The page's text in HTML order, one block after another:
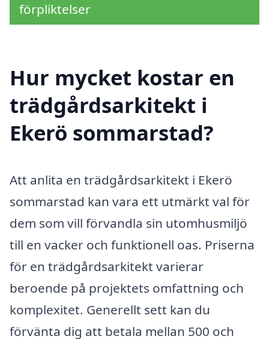
förpliktelser
Hur mycket kostar en
trädgårdsarkitekt i
Ekerö sommarstad?
Att anlita en trädgårdsarkitekt i Ekerö
sommarstad kan vara ett utmärkt val för
dem som vill förvandla sin utomhusmiljö
till en vacker och funktionell oas. Priserna
för en trädgårdsarkitekt varierar
beroende på projektets omfattning och
komplexitet. Generellt sett kan du
förvänta dig att betala mellan 500 och